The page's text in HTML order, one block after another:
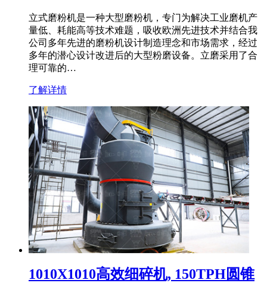
立式磨粉机是一种大型磨粉机，专门为解决工业磨机产
量低、耗能高等技术难题，吸收欧洲先进技术并结合我
公司多年先进的磨粉机设计制造理念和市场需求，经过
多年的潜心设计改进后的大型粉磨设备。立磨采用了合
理可靠的…
了解详情
1010X1010高效细碎机, 150TPH圆锥